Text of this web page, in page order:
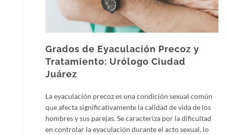
Grados de Eyaculación Precoz y
Tratamiento: Urólogo Ciudad
Juárez
La eyaculación precoz es una condición sexual común
que afecta significativamente la calidad de vida de los
hombres y sus parejas. Se caracteriza por la dificultad
en controlar la eyaculación durante el acto sexual, lo